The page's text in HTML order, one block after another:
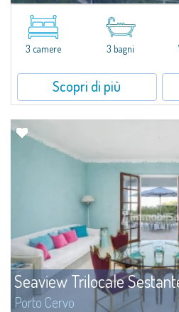
​Nuova acquisizione: splendida villa con 3
arricchita da una piscina privata. Spazi
vivere il fascino e la tranquillità di Porto
3 camere 3 bagni
Scopri di più
Seaview Trilocale
Porto Cervo